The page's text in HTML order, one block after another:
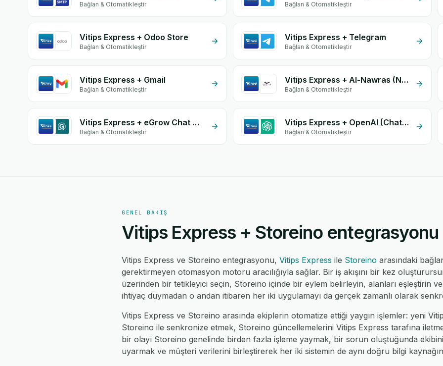
Bağlan & Otomatikleştir Bağlan & Otomatikleştir
Vitips Express + Odoo Store
Bağlan & Otomatikleştir
Vitips Express + Telegram
Bağlan & Otomatikleştir
Vitips Express + Gmail
Bağlan & Otomatikleştir
Vitips Express + Al-Nawras (Nawris)
Bağlan & Otomatikleştir
Vitips Express + eGrow Chat Widget
Bağlan & Otomatikleştir
Vitips Express + OpenAI (ChatGPT)
Bağlan & Otomatikleştir
GENEL BAKIŞ
Vitips Express + Storeino entegrasyonu
Vitips Express ve Storeino entegrasyonu, Vitips Express ile Storeino arasındaki
gerektirmeyen otomasyon motoru aracılığıyla sağlar. Bir iş akışını bir kez
üzerinden bir tetikleyici seçin, Storeino içinde bir eylem belirleyin, alanları eşleştirin ve
ihtiyaç duymadan o andan itibaren her iki uygulamayı da gerçek zamanlı olarak
Vitips Express ve Storeino arasında ekiplerin otomatize ettiği yaygın işlemler: yeni
Storeino ile senkronize etmek, Storeino güncellemelerini Vitips Express tarafına
bir olayı Storeino genelinde birden fazla işleme yaymak, bir sorun oluştuğunda
uyarmak ve müşteri verilerini birleştirerek her iki sistemin de aynı doğru bilgi